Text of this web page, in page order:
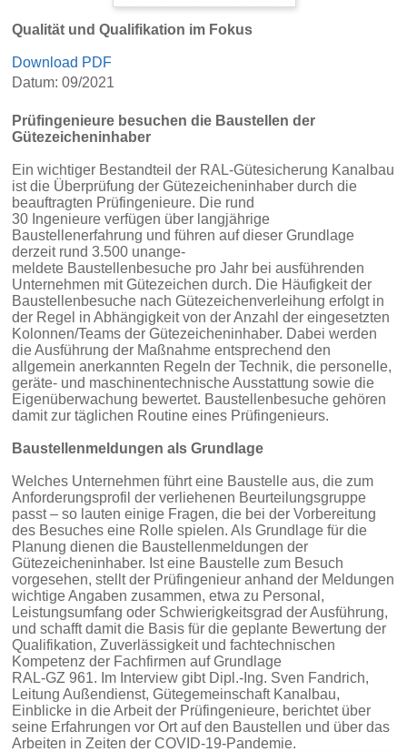
Qualität und Qualifikation im Fokus
Download PDF
Datum: 09/2021
Prüfingenieure besuchen die Baustellen der
Gütezeicheninhaber
Ein wichtiger Bestandteil der RAL-Gütesicherung Kanalbau
ist die Überprüfung der Gütezeicheninhaber durch die
beauftragten Prüfingenieure. Die rund
30 Ingenieure verfügen über langjährige
Baustellenerfahrung und führen auf dieser Grundlage
derzeit rund 3.500 unange-
meldete Baustellenbesuche pro Jahr bei ausführenden
Unternehmen mit Gütezeichen durch. Die Häufigkeit der
Baustellenbesuche nach Gütezeichenverleihung erfolgt in
der Regel in Abhängigkeit von der Anzahl der eingesetzten
Kolonnen/Teams der Gütezeicheninhaber. Dabei werden
die Ausführung der Maßnahme entsprechend den
allgemein anerkannten Regeln der Technik, die personelle,
geräte- und maschinentechnische Ausstattung sowie die
Eigenüberwachung bewertet. Baustellenbesuche gehören
damit zur täglichen Routine eines Prüfingenieurs.
Baustellenmeldungen als Grundlage
Welches Unternehmen führt eine Baustelle aus, die zum
Anforderungsprofil der verliehenen Beurteilungsgruppe
passt – so lauten einige Fragen, die bei der Vorbereitung
des Besuches eine Rolle spielen. Als Grundlage für die
Planung dienen die Baustellenmeldungen der
Gütezeicheninhaber. Ist eine Baustelle zum Besuch
vorgesehen, stellt der Prüfingenieur anhand der Meldungen
wichtige Angaben zusammen, etwa zu Personal,
Leistungsumfang oder Schwierigkeitsgrad der Ausführung,
und schafft damit die Basis für die geplante Bewertung der
Qualifikation, Zuverlässigkeit und fachtechnischen
Kompetenz der Fachfirmen auf Grundlage
RAL-GZ 961. Im Interview gibt Dipl.-Ing. Sven Fandrich,
Leitung Außendienst, Gütegemeinschaft Kanalbau,
Einblicke in die Arbeit der Prüfingenieure, berichtet über
seine Erfahrungen vor Ort auf den Baustellen und über das
Arbeiten in Zeiten der COVID-19-Pandemie.